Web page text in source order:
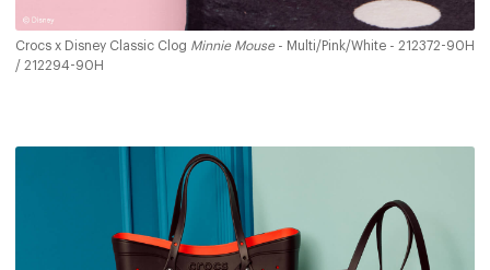
Crocs x Disney Classic Clog Minnie Mouse- Multi/Pink/White - 212372-90H
/ 212294-90H